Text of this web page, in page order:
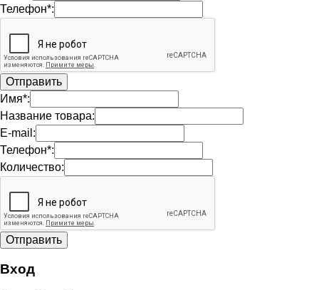
Телефон*:
Имя*:
Название товара:
E-mail:
Телефон*:
Количество:
Вход